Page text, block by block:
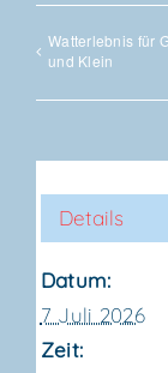
Wat­t­er­leb­nis für
und Klein
Details
Datum:
7 Juli 2026
Zeit: